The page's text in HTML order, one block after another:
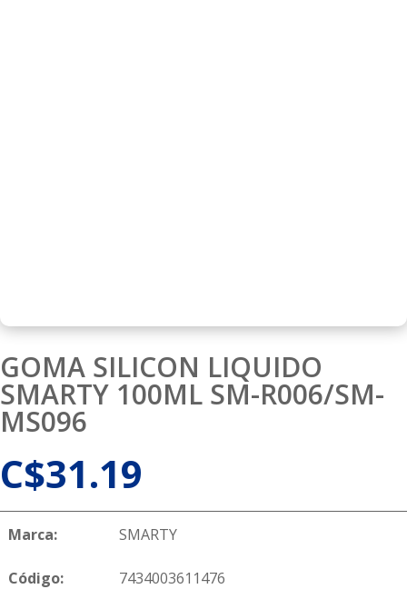
GOMA SILICON LIQUIDO
SMARTY 100ML SM-R006/SM-
MS096
C$31.19
Marca: SMARTY
Código: 7434003611476